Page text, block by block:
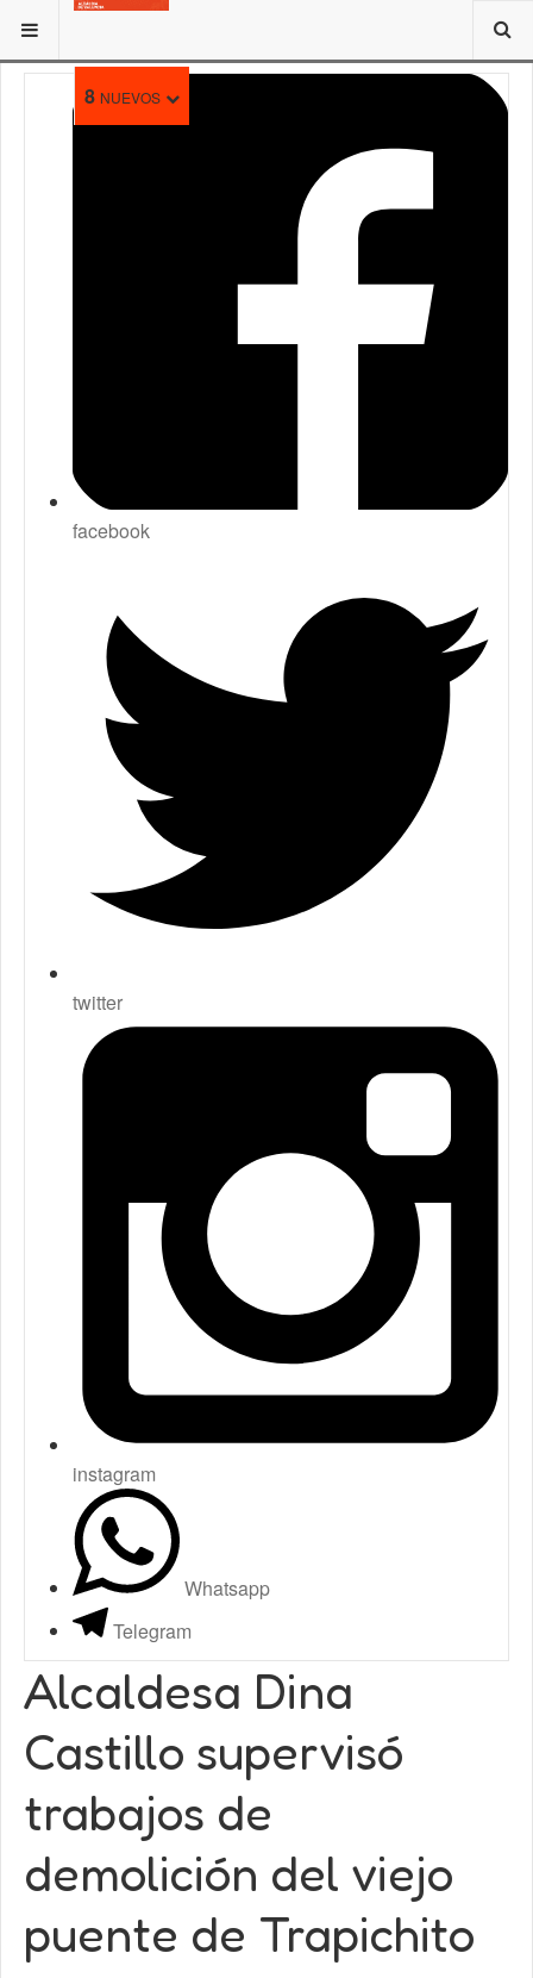
8 NUEVOS
ESTÁ AQUÍ:
facebook
twitter
instagram
Whatsapp
Telegram
Alcaldesa Dina
Castillo supervisó
trabajos de
demolición del viejo
puente de Trapichito